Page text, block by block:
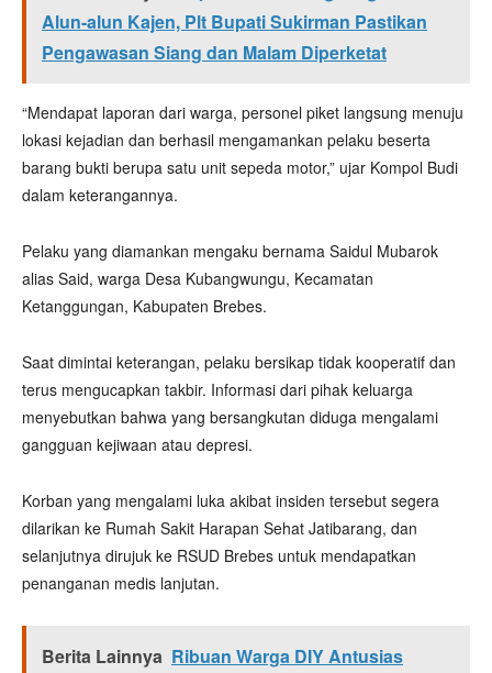
Alun-alun Kajen, Plt Bupati Sukirman Pastikan
Pengawasan Siang dan Malam Diperketat
“Mendapat laporan dari warga, personel piket langsung menuju
lokasi kejadian dan berhasil mengamankan pelaku beserta
barang bukti berupa satu unit sepeda motor,” ujar Kompol Budi
dalam keterangannya.
Pelaku yang diamankan mengaku bernama Saidul Mubarok
alias Said, warga Desa Kubangwungu, Kecamatan
Ketanggungan, Kabupaten Brebes.
Saat dimintai keterangan, pelaku bersikap tidak kooperatif dan
terus mengucapkan takbir. Informasi dari pihak keluarga
menyebutkan bahwa yang bersangkutan diduga mengalami
gangguan kejiwaan atau depresi.
Korban yang mengalami luka akibat insiden tersebut segera
dilarikan ke Rumah Sakit Harapan Sehat Jatibarang, dan
selanjutnya dirujuk ke RSUD Brebes untuk mendapatkan
penanganan medis lanjutan.
Berita Lainnya Ribuan Warga DIY Antusias